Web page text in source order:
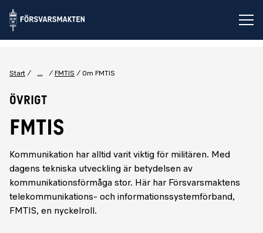
Start ... FMTIS Om FMTIS
Övrigt
FMTIS
Kommunikation har alltid varit viktig för militären. Med
dagens tekniska utveckling är betydelsen av
kommunikationsförmåga stor. Här har Försvarsmaktens
telekommunikations- och informationssystemförband,
FMTIS, en nyckelroll.